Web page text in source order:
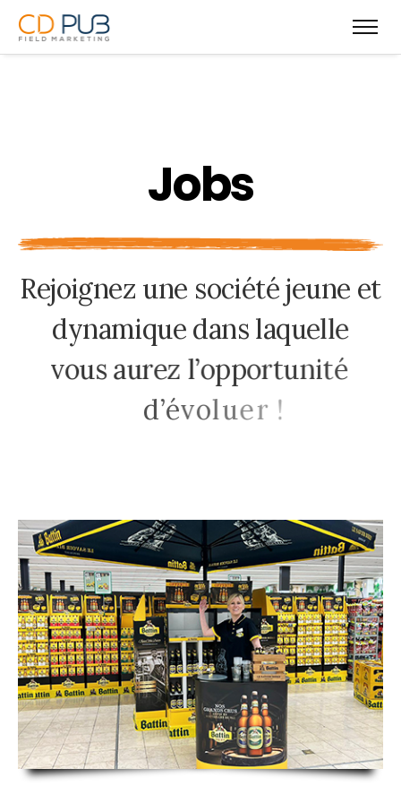
Jobs
Rejoignez une sociétéjeune et
dynamique dans laquelle
vous aurez l’opportunité
d’évoluer !